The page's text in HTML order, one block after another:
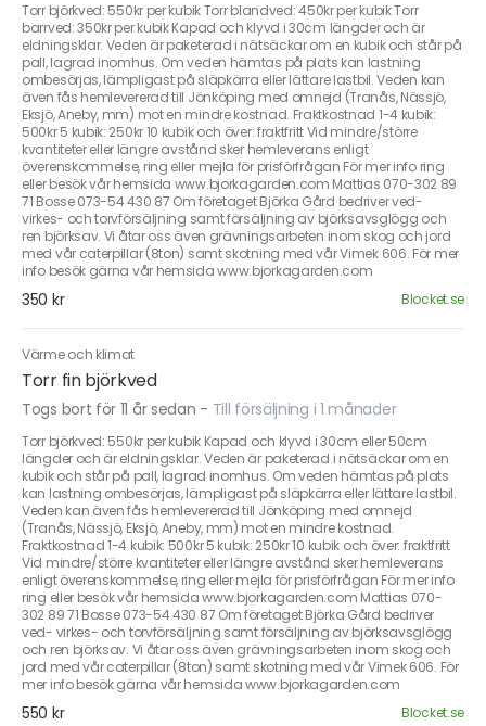
Torr björkved: 550kr per kubik Torr blandved: 450kr per kubik Torr
barrved: 350kr per kubik Kapad och klyvd i 30cm längder och är
eldningsklar. Veden är paketerad i nätsäckar om en kubik och står på
pall, lagrad inomhus. Om veden hämtas på plats kan lastning
ombesörjas, lämpligast på släpkärra eller lättare lastbil. Veden kan
även fås hemlevererad till Jönköping med omnejd (Tranås, Nässjö,
Eksjö, Aneby, mm) mot en mindre kostnad. Fraktkostnad 1-4 kubik:
500kr 5 kubik: 250kr 10 kubik och över: fraktfritt Vid mindre/större
kvantiteter eller längre avstånd sker hemleverans enligt
överenskommelse, ring eller mejla för prisförfrågan För mer info ring
eller besök vår hemsida www.bjorkagarden.com Mattias 070-302 89
71 Bosse 073-54 430 87 Om företaget Björka Gård bedriver ved-
virkes- och torvförsäljning samt försäljning av björksavsglögg och
ren björksav. Vi åtar oss även grävningsarbeten inom skog och jord
med vår caterpillar (8ton) samt skotning med vår Vimek 606. För mer
info besök gärna vår hemsida www.bjorkagarden.com
350 kr Blocket.se
Värme och klimat
Torr fin björkved
Togs bort för 11 år sedan - Till försäljning i 1 månader
Torr björkved: 550kr per kubik Kapad och klyvd i 30cm eller 50cm
längder och är eldningsklar. Veden är paketerad i nätsäckar om en
kubik och står på pall, lagrad inomhus. Om veden hämtas på plats
kan lastning ombesörjas, lämpligast på släpkärra eller lättare lastbil.
Veden kan även fås hemlevererad till Jönköping med omnejd
(Tranås, Nässjö, Eksjö, Aneby, mm) mot en mindre kostnad.
Fraktkostnad 1-4 kubik: 500kr 5 kubik: 250kr 10 kubik och över: fraktfritt
Vid mindre/större kvantiteter eller längre avstånd sker hemleverans
enligt överenskommelse, ring eller mejla för prisförfrågan För mer info
ring eller besök vår hemsida www.bjorkagarden.com Mattias 070-
302 89 71 Bosse 073-54 430 87 Om företaget Björka Gård bedriver
ved- virkes- och torvförsäljning samt försäljning av björksavsglögg
och ren björksav. Vi åtar oss även grävningsarbeten inom skog och
jord med vår caterpillar (8ton) samt skotning med vår Vimek 606. För
mer info besök gärna vår hemsida www.bjorkagarden.com
550 kr Blocket.se